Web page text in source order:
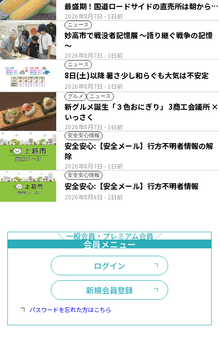
2026年8月7日 - 1日前
最盛期！国道ロードサイドの直売所は朝から長
い列
ニュース
2026年8月7日 - 1日前
妙高市で戦没者記憶展 ～語り継ぐ戦争の記憶
～
ニュース
2026年8月7日 - 1日前
8日(土)以降 暑さ少し和らぐも大気は不安定
グルメ ニュース
2026年8月7日 - 1日前
新グルメ誕生「３色おにぎり」 3商工会議所 ×
いっさく
安全安心情報
2026年8月7日 - 1日前
安全安心:【安全メール】行方不明者情報の解
除
安全安心情報
2026年8月6日 - 2日前
安全安心:【安全メール】行方不明者情報
ログイン
新規会員登録
パスワードを忘れた方はこちら